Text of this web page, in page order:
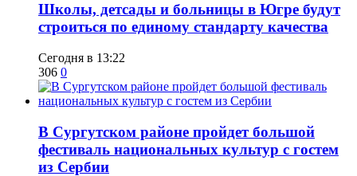
Школы, детсады и больницы в Югре будут
строиться по единому стандарту качества
Сегодня в 13:22
306 0
В Сургутском районе пройдет большой
фестиваль национальных культур с гостем
из Сербии